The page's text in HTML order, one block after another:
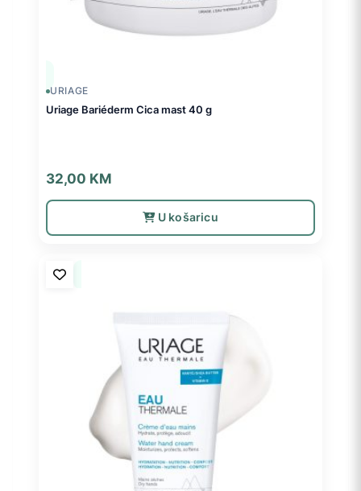
URIAGE
Uriage Bariéderm Cica mast 40 g
32,00 KM
U košaricu